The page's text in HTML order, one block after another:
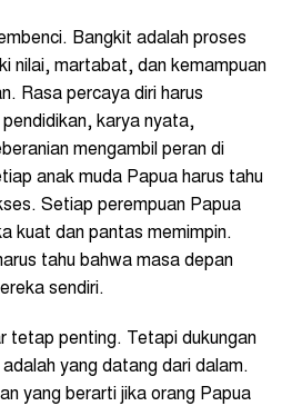
Bangkit adalah proses
nilai, martabat, dan kemampuan
Rasa percaya diri harus
karya nyata,
mengambil peran di
anak muda Papua harus tahu
Setiap perempuan Papua
kuat dan pantas memimpin.
tahu bahwa masa depan
sendiri.
tetap penting. Tetapi dukungan
yang datang dari dalam.
yang berarti jika orang Papua